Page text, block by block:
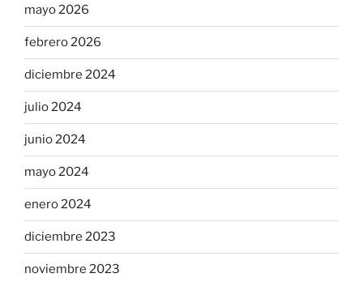
mayo 2026
febrero 2026
diciembre 2024
julio 2024
junio 2024
mayo 2024
enero 2024
diciembre 2023
noviembre 2023